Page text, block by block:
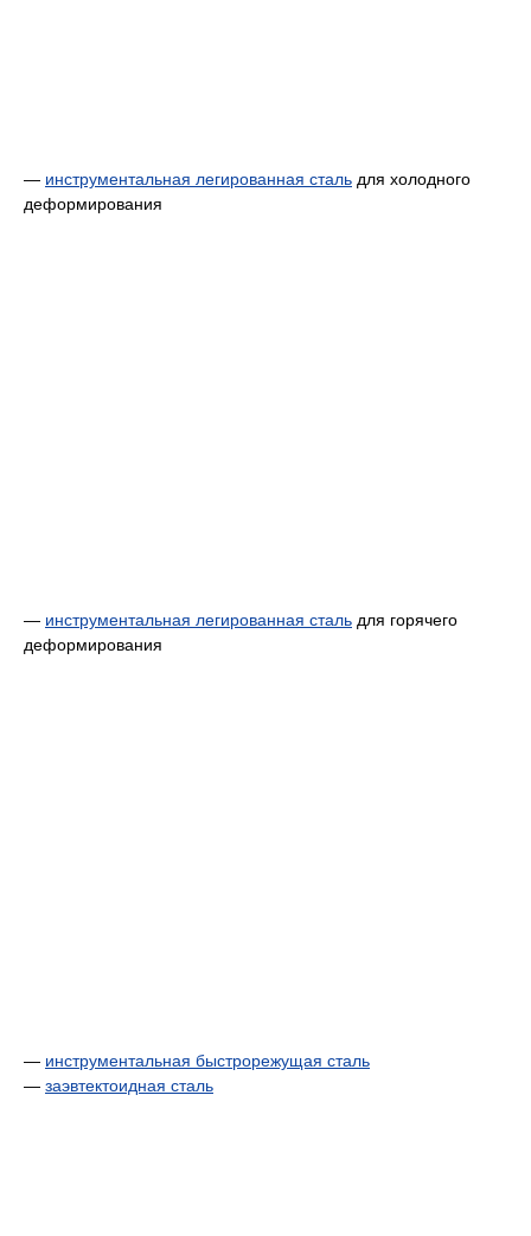
— инструментальная легированная сталь для холодного
деформирования
— инструментальная легированная сталь для горячего
деформирования
— инструментальная быстрорежущая сталь
— заэвтектоидная сталь